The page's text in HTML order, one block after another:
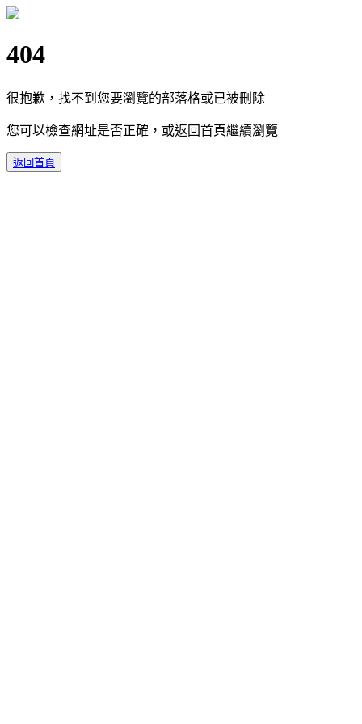
404
很抱歉，找不到您要瀏覽的部落格或已被刪除
您可以檢查網址是否正確，或返回首頁繼續瀏覽
返回首頁